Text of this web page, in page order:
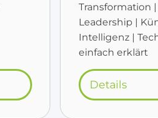
Transformation
Leadership |
Intelligenz |
einfach erklärt
Details